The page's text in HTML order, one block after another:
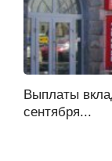
Выплаты
сентября...